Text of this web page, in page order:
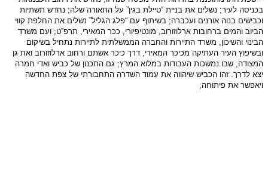
בכניסה לעיר; נשלים את בניית “טיילת בגין” על התאורה שלה; נחדש תשתיות
וכבישים בנוה אורנים ועכברה; בשיתוף עם “פלג הגליל” נשלים את החלפת קווי
הביוב והמים ברחובות ארלוזורוב, מונטיפיורי, ככר המאירי, תרפ”ט; ועם משרד
הבינוי והשיכון, משרד התיירות והחברה הממשלתית לתיירות נתחיל בשיקום
ובשיפוץ העיר העתיקה מכיכר המאירי, דרך כיכר אשתם ורחוב ארלוזורוב ואת גן
המצודה, שבו נמשכות העבודות במלוא המרץ; גם התכנון של כביש ואדי חמרה
יצא לדרך. זהו הכביש שיהווה את עמוד השדרה התחבורתי של צפת החדשה
ויאפשר את פיתוחה;